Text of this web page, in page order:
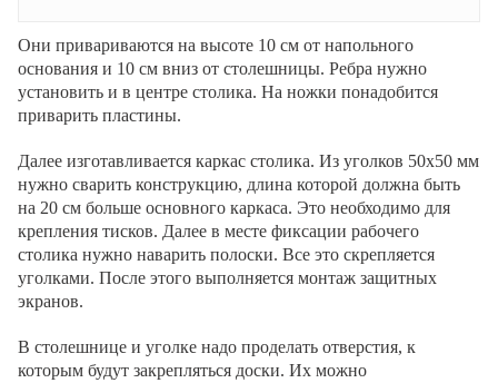
Они привариваются на высоте 10 см от напольного
основания и 10 см вниз от столешницы. Ребра нужно
установить и в центре столика. На ножки понадобится
приварить пластины.
Далее изготавливается каркас столика. Из уголков 50х50 мм
нужно сварить конструкцию, длина которой должна быть
на 20 см больше основного каркаса. Это необходимо для
крепления тисков. Далее в месте фиксации рабочего
столика нужно наварить полоски. Все это скрепляется
уголками. После этого выполняется монтаж защитных
экранов.
В столешнице и уголке надо проделать отверстия, к
которым будут закрепляться доски. Их можно